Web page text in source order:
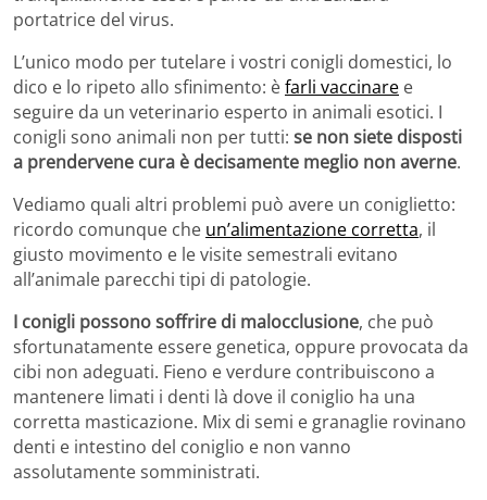
portatrice del virus.
L’unico modo per tutelare i vostri conigli domestici, lo
dico e lo ripeto allo sfinimento: èfarli vaccinare e
seguire da un veterinario esperto in animali esotici. I
conigli sono animali non per tutti: se non siete disposti
a prendervene cura è decisamente meglio non averne.
Vediamo quali altri problemi può avere un coniglietto:
ricordo comunque che un’alimentazione corretta, il
giusto movimento e le visite semestrali evitano
all’animale parecchi tipi di patologie.
I conigli possono soffrire di malocclusione, che può
sfortunatamente essere genetica, oppure provocata da
cibi non adeguati. Fieno e verdure contribuiscono a
mantenere limati i denti là dove il coniglio ha una
corretta masticazione. Mix di semi e granaglie rovinano
denti e intestino del coniglio e non vanno
assolutamente somministrati.